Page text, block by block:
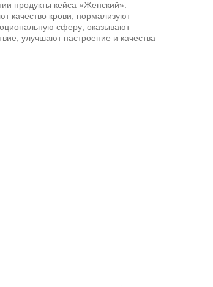
продукты кейса «Женский»:
качество крови; нормализуют
сферу; оказывают
улучшают настроение и качества